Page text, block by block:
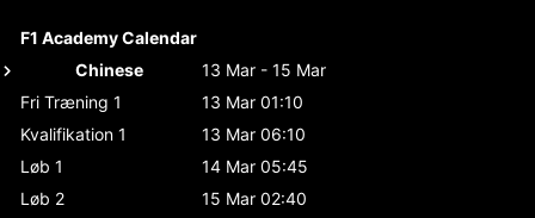
F1 Academy Calendar
Chinese
13 Mar - 15 Mar
Fri Træning 1
13 Mar 01:10
Kvalifikation 1
13 Mar 06:10
Løb 1
14 Mar 05:45
Løb 2
15 Mar 02:40